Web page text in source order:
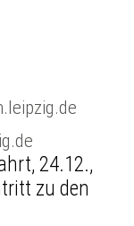
24.12.,
zu den